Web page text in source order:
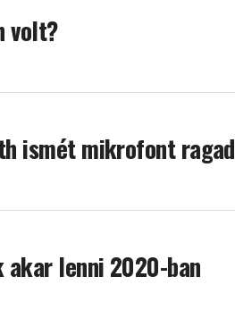
volt?
ismét mikrofont
akar lenni 2020-ban